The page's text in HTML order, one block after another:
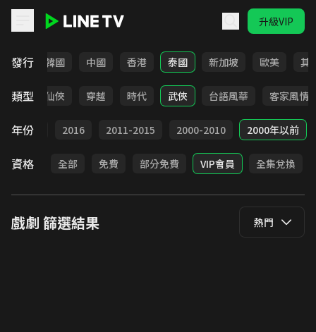
升級VIP
發行
日本 韓國 中國 香港 泰國 新加坡 歐美 其
類型
療癒 仙俠 穿越 時代 武俠 台語風華 客家風情
年份
2017 2016 2011-2015 2000-2010 2000年以前
資格 全部 免費 部分免費 VIP會員 全集兌換
戲劇 篩選結果 熱門